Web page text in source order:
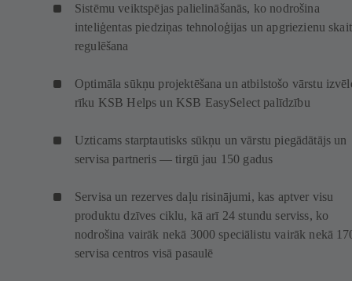
Sistēmu veiktspējas palielināšanās, ko nodrošina
inteliģentas piedziņas tehnoloģijas un apgriezienu
regulēšana
Optimāla sūkņu projektēšana un atbilstošo vārstu
rīku KSB Helps un KSB EasySelect palīdzību
Uzticams starptautisks sūkņu un vārstu piegādātājs un
servisa partneris — tirgū jau 150 gadus
Servisa un rezerves daļu risinājumi, kas aptver visu
produktu dzīves ciklu, kā arī 24 stundu serviss, ko
nodrošina vairāk nekā 3000 speciālistu vairāk nekā
servisa centros visā pasaulē